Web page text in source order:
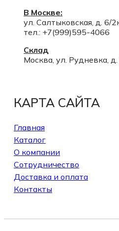
В Москве:
ул. Салтыковская, д. 6/
тел.: +7(999)595-4066
Склад
Москва, ул. Рудневка,
КАРТА САЙТА
Главная
Каталог
О компании
Сотрудничество
Доставка и оплата
Контакты